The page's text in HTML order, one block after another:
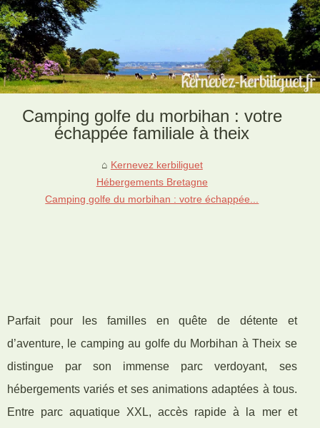
Camping golfe du morbihan : votre
échappée familiale à theix
Kernevez kerbiliguet
Hébergements Bretagne
Camping golfe du morbihan : votre échappée...
Parfait pour les familles en quête de détente et
d’aventure, le camping au golfe du Morbihan à Theix se
distingue par son immense parc verdoyant, ses
hébergements variés et ses animations adaptées à tous.
Entre parc aquatique XXL, accès rapide à la mer et